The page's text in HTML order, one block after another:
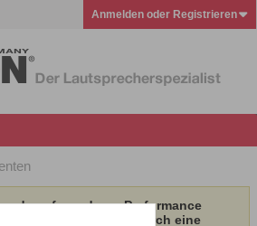
Anmelden oder Registrieren
aufgrund von Performance
Wir erhoffen uns dadurch eine